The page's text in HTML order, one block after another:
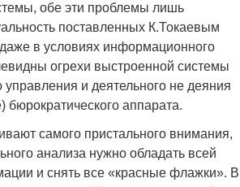
обе эти проблемы лишь
поставленных К.Токаевым
даже в условиях информационного
огрехи выстроенной системы
управления и деятельного не деяния
бюрократического аппарата.
самого пристального внимания,
анализа нужно обладать всей
и снять все «красные флажки». В